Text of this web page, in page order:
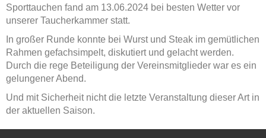
Sporttauchen fand am 13.06.2024 bei besten Wetter vor
unserer Taucherkammer statt.
In großer Runde konnte bei Wurst und Steak im gemütlichen
Rahmen gefachsimpelt, diskutiert und gelacht werden.
Durch die rege Beteiligung der Vereinsmitglieder war es ein
gelungener Abend.
Und mit Sicherheit nicht die letzte Veranstaltung dieser Art in
der aktuellen Saison.